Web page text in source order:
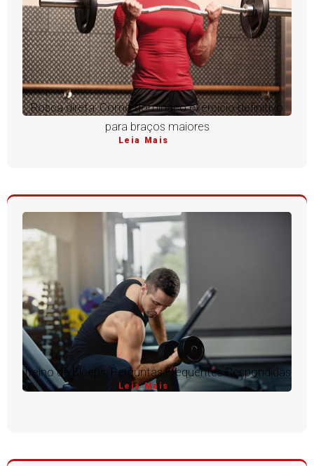
Rosca direta: Como dominar o exercício definitivo
para braços maiores
Leia Mais
Treino de Bíceps: Perguntas Frequentes Respondidas
Leia Mais